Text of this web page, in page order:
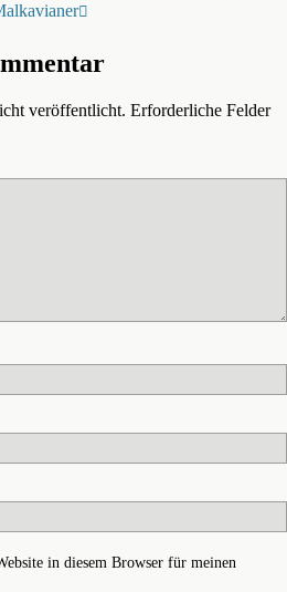
veröffentlicht. Erforderliche Felder
in diesem Browser für meinen